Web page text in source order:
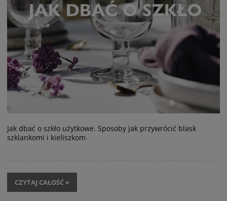
Jak dbać o szkło użytkowe. Sposoby jak przywrócić blask
szklankomi i kieliszkom
CZYTAJ CAŁOŚĆ »